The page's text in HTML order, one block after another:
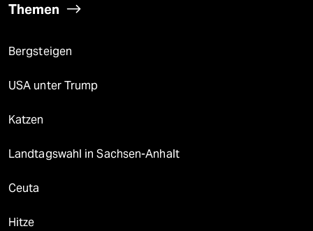
Themen
Bergsteigen
USA unter Trump
Katzen
Landtagswahl in Sachsen-Anhalt
Ceuta
Hitze